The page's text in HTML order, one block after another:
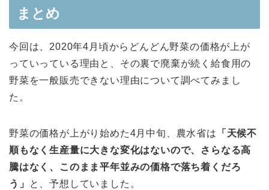
まとめ
今回は、2020年4月頃からどんどん野菜の価格が上が
っていっている理由と、その裏で廃棄が続く給食用の
野菜を一般販売できない理由について調べてみまし
た。
野菜の価格が上がり始めた4月中旬、農水省は
「天候不
順もなく生産量に大きな変化はないので、さらなる高
騰はなく、このまま平年並みの価格で落ち着くだろ
う」
と、予想していました。